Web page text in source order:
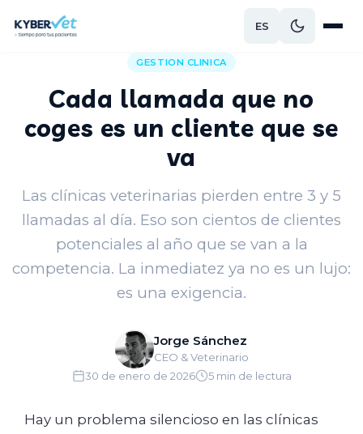
ES
Volver al blog
GESTION CLINICA
Cada llamada que no
coges es un cliente que se
va
Las clínicas veterinarias pierden entre 3 y 5
llamadas al día. Eso son cientos de clientes
potenciales al año que se van a la
competencia. La inmediatez ya no es un lujo:
es una exigencia.
Jorge Sánchez
CEO & Veterinario
30 de enero de 2026
5 min de lectura
Hay un problema silencioso en las clínicas